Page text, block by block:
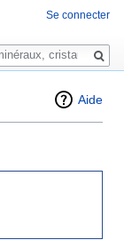
Aide
Se connecter